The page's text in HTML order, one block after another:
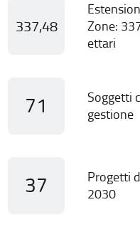
337,48
Zone:
ettari
71
Soggetti
gestione
37
Progetti
2030